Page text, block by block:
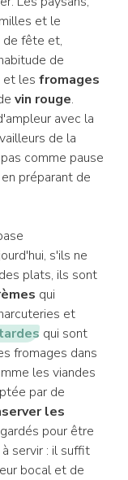
et le
de fête et,
de
et les fromages
vin rouge.
avec la
de la
comme pause
préparant de
s'ils ne
plats, ils sont
qui
et
qui sont
fromages dans
les viandes
par de
les
pour être
servir : il suffit
bocal et de